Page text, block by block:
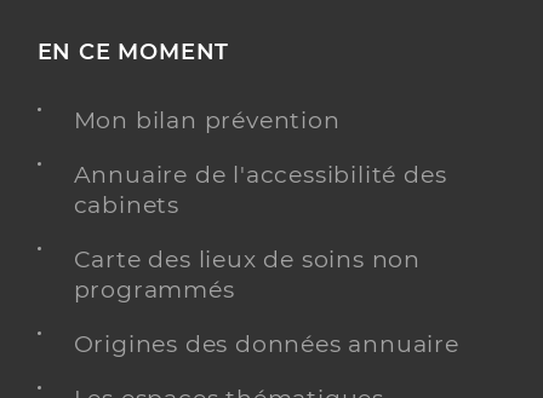
EN CE MOMENT
Mon bilan prévention
Annuaire de l'accessibilité des
cabinets
Carte des lieux de soins non
programmés
Origines des données annuaire